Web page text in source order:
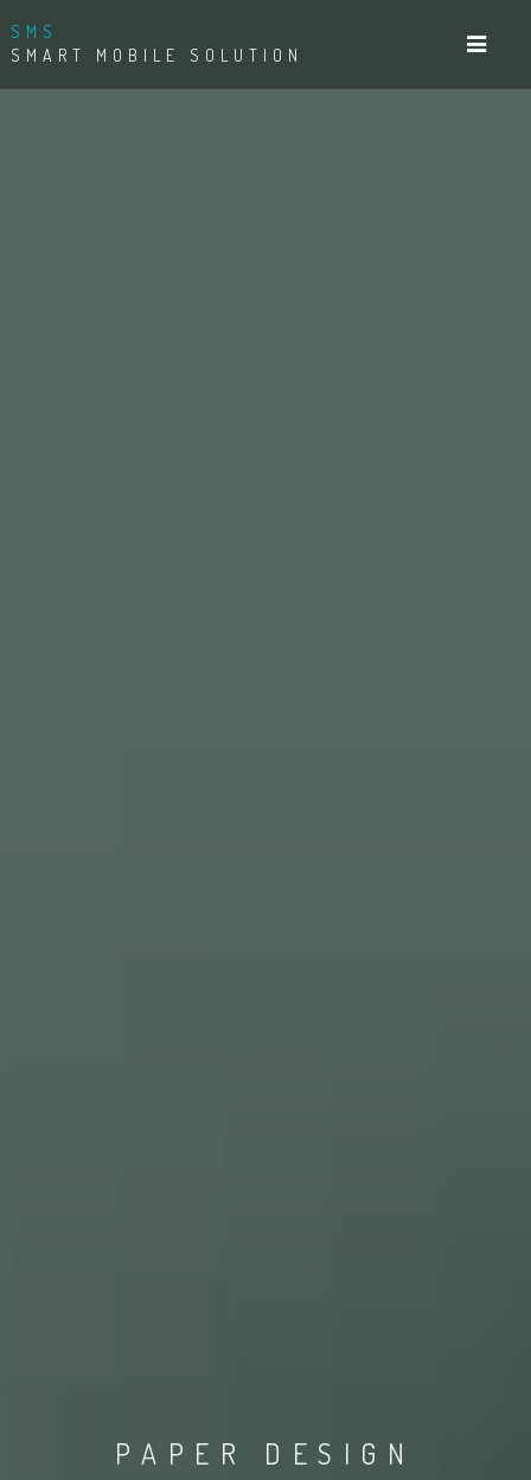
SMS
SMART MOBILE SOLUTION
PAPER DESIGN